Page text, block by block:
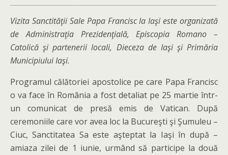
Vizita Sanctităţii Sale Papa Francisc la Iaşi este organizată
de Administraţia Prezidenţială, Episcopia Romano –
Catolică şi partenerii locali, Dieceza de Iaşi şi Primăria
Municipiului Iaşi.
Programul călătoriei apostolice pe care Papa Francisc
o va face în România a fost detaliat pe 25 martie într-
un comunicat de presă emis de Vatican. După
ceremoniile care vor avea loc la Bucureşti şi Şumuleu –
Ciuc, Sanctitatea Sa este aşteptat la Iaşi în după –
amiaza zilei de 1 iunie, urmând să participe la două